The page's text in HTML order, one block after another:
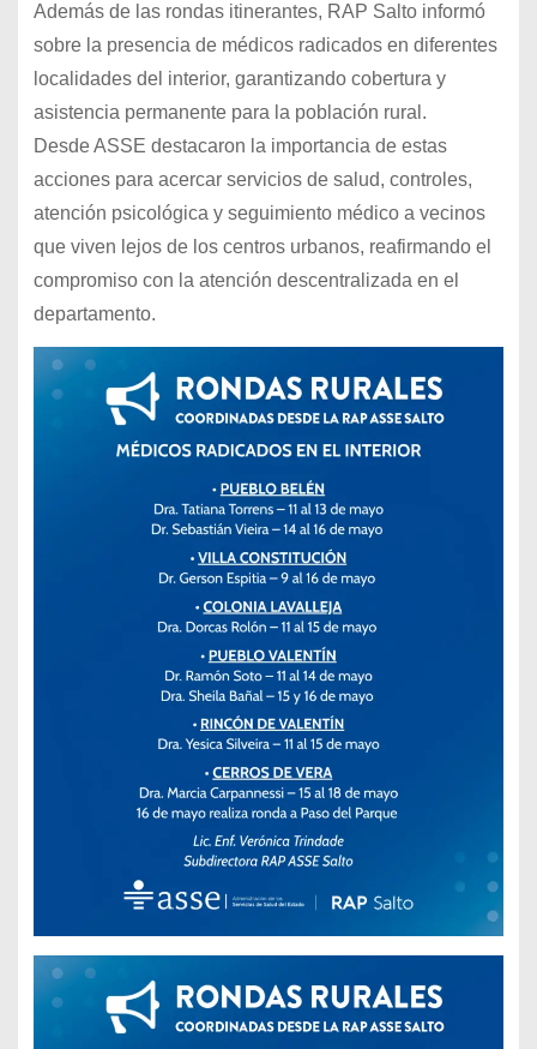
Además de las rondas itinerantes, RAP Salto informó
sobre la presencia de médicos radicados en diferentes
localidades del interior, garantizando cobertura y
asistencia permanente para la población rural.
Desde ASSE destacaron la importancia de estas
acciones para acercar servicios de salud, controles,
atención psicológica y seguimiento médico a vecinos
que viven lejos de los centros urbanos, reafirmando el
compromiso con la atención descentralizada en el
departamento.